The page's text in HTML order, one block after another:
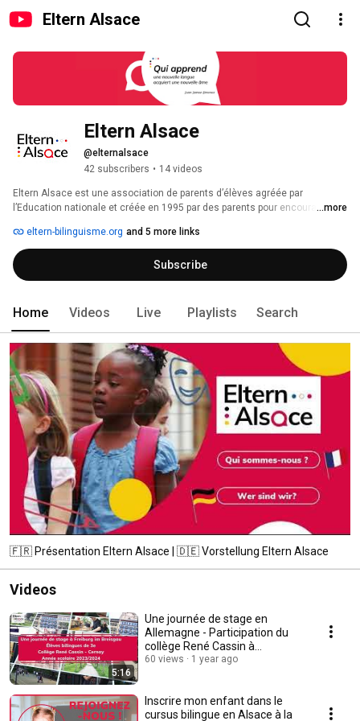
Eltern Alsace
Eltern Alsace
@elternalsace
42 subscribers • 14 videos
Eltern Alsace est une association de parents d’élèves agréée par
l’Education nationale et créée en 1995 par des parents pour encourager et
l’allemand. Connaître et maîtriser deux langues et plus est un atout
considérable dans le contexte socio-économique actuel.
...more
eltern-bilinguisme.org and 5 more links
Subscribe
Home Videos Live Playlists Search
🇫🇷 Présentation Eltern Alsace | 🇩🇪 Vorstellung Eltern Alsace
Videos
5:16
Une journée de stage en
Allemagne - Participation du
collège René Cassin à
EUROSTAGES
60 views 1 year ago
Inscrire mon enfant dans le
cursus bilingue en Alsace à la